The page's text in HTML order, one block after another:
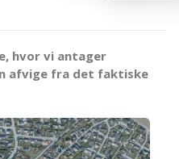
hvor vi antager
afvige fra det faktiske